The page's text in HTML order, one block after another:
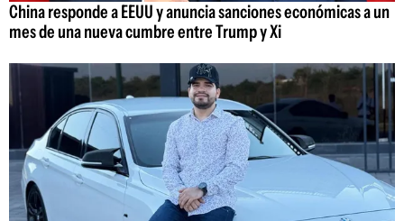
China responde a EEUU y anuncia sanciones económicas a un
mes de una nueva cumbre entre Trump y Xi